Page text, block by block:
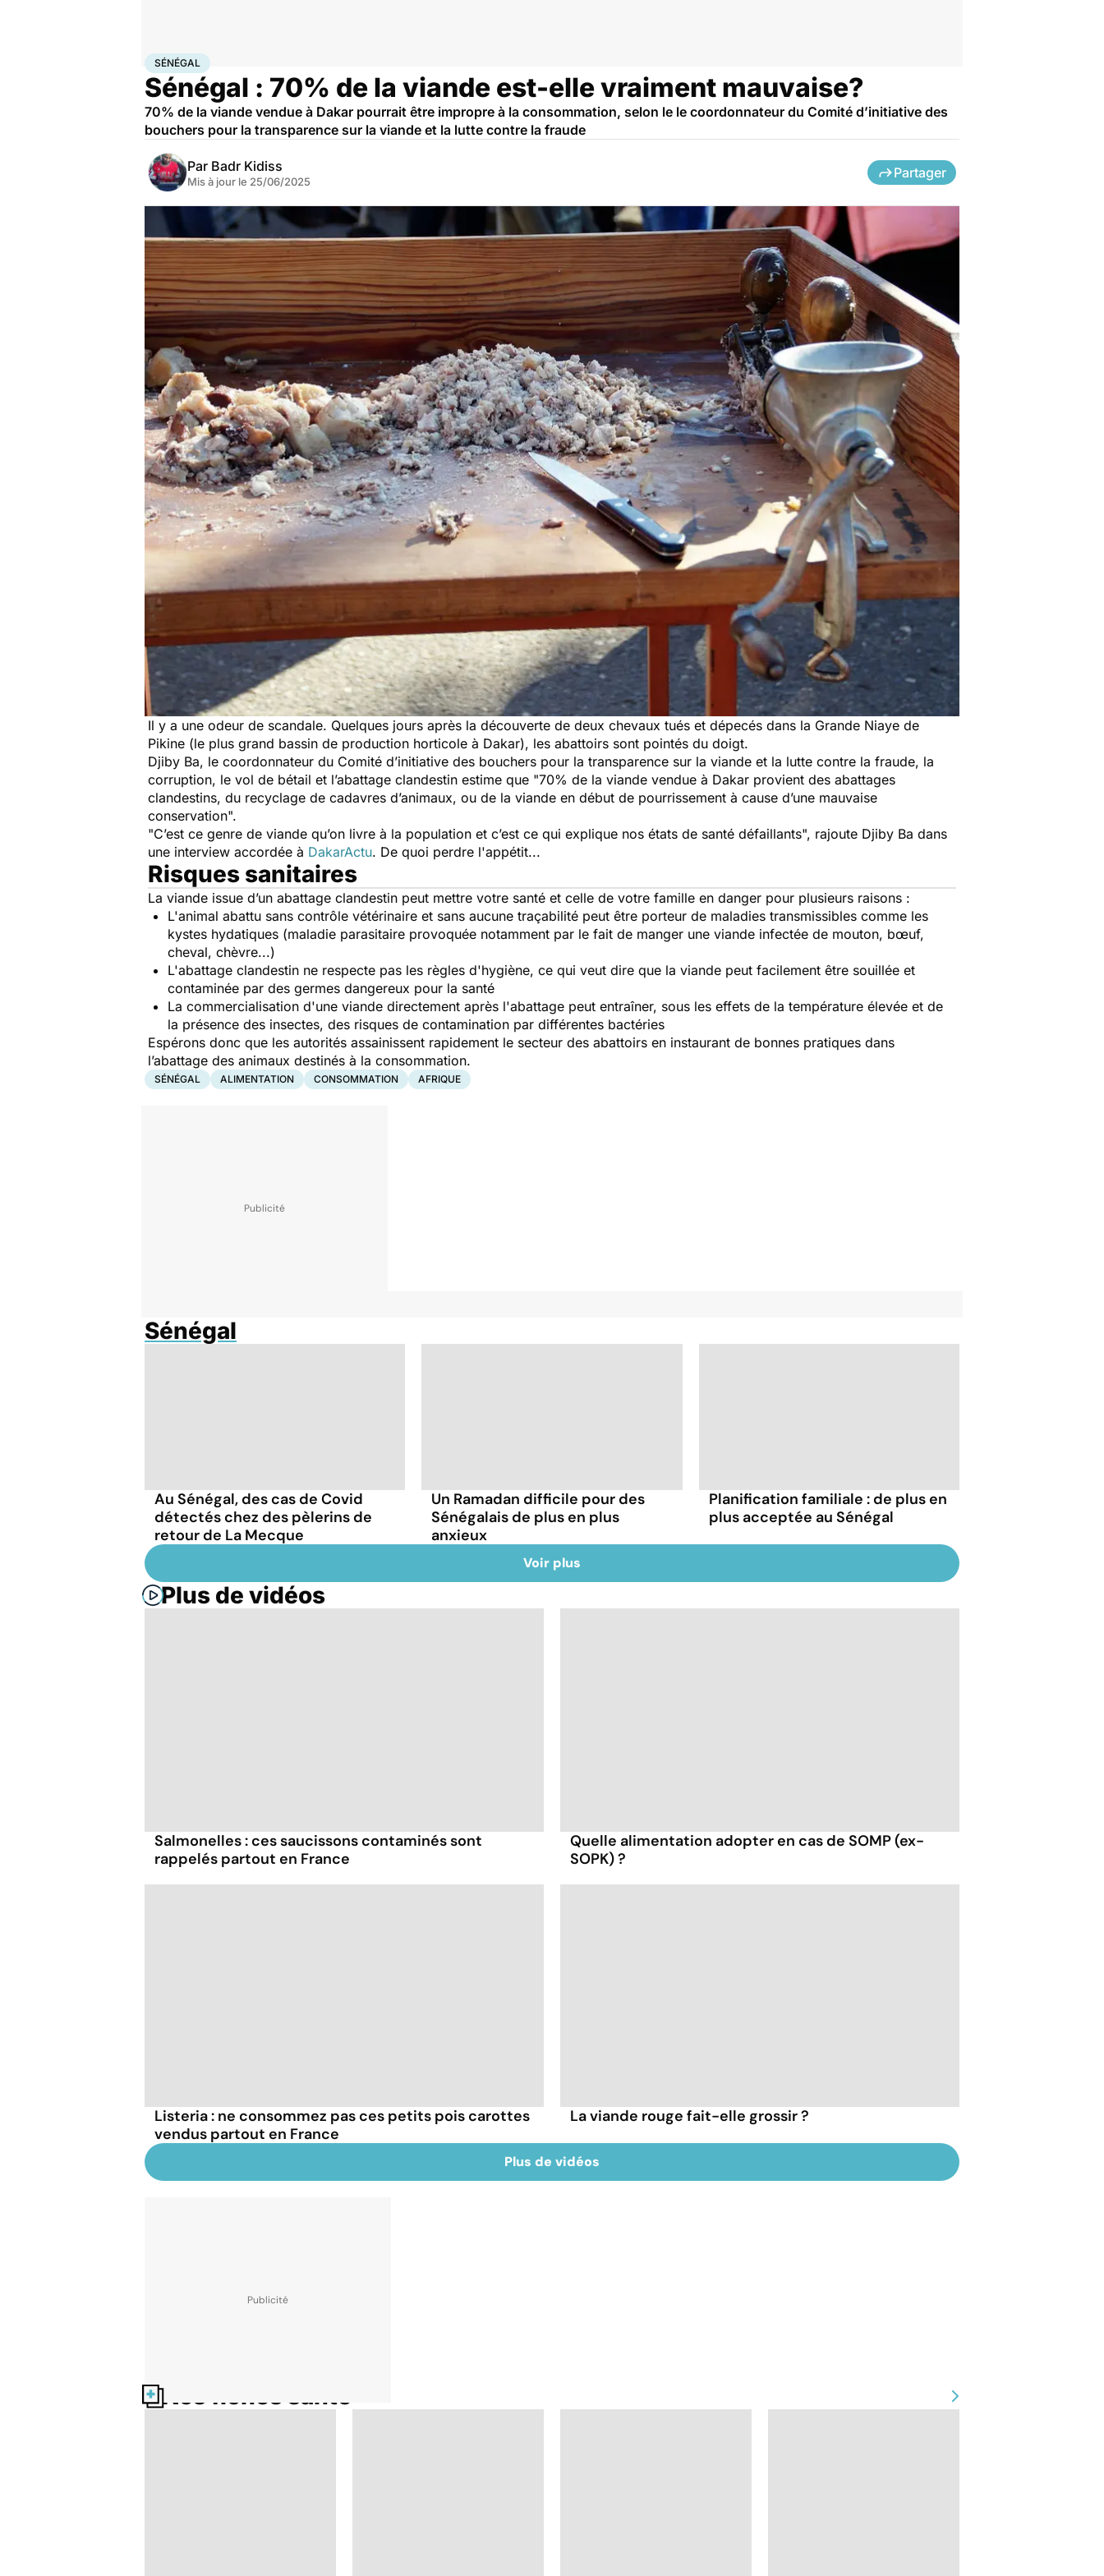
AccueilSanté Société
SÉNÉGAL
Sénégal : 70% de la viande est-elle vraiment mauvaise?
70% de la viande vendue à Dakar pourrait être impropre à la consommation, selon le le coordonnateur du Comité d’initiative des
bouchers pour la transparence sur la viande et la lutte contre la fraude
Par Badr Kidiss
Mis à jour le 25/06/2025
Partager
Il y a une odeur de scandale. Quelques jours après la découverte de deux chevaux tués et dépecés dans la Grande Niaye de
Pikine (le plus grand bassin de production horticole à Dakar), les abattoirs sont pointés du doigt.
Djiby Ba, le coordonnateur du Comité d’initiative des bouchers pour la transparence sur la viande et la lutte contre la fraude, la
corruption, le vol de bétail et l’abattage clandestin estime que "70% de la viande vendue à Dakar provient des abattages
clandestins, du recyclage de cadavres d’animaux, ou de la viande en début de pourrissement à cause d’une mauvaise
conservation".
"C’est ce genre de viande qu’on livre à la population et c’est ce qui explique nos états de santé défaillants", rajoute Djiby Ba dans
une interview accordée à DakarActu. De quoi perdre l'appétit...
Risques sanitaires
La viande issue d’un abattage clandestin peut mettre votre santé et celle de votre famille en danger pour plusieurs raisons :
L'animal abattu sans contrôle vétérinaire et sans aucune traçabilité peut être porteur de maladies transmissibles comme les
kystes hydatiques (maladie parasitaire provoquée notamment par le fait de manger une viande infectée de mouton, bœuf,
cheval, chèvre...)
L'abattage clandestin ne respecte pas les règles d'hygiène, ce qui veut dire que la viande peut facilement être souillée et
contaminée par des germes dangereux pour la santé
La commercialisation d'une viande directement après l'abattage peut entraîner, sous les effets de la température élevée et de
la présence des insectes, des risques de contamination par différentes bactéries
Espérons donc que les autorités assainissent rapidement le secteur des abattoirs en instaurant de bonnes pratiques dans
l’abattage des animaux destinés à la consommation.
SÉNÉGAL ALIMENTATION CONSOMMATION AFRIQUE
Sénégal
Au Sénégal, des cas de Covid
détectés chez des pèlerins de
retour de La Mecque
Un Ramadan difficile pour des
Sénégalais de plus en plus
anxieux
Planification familiale : de plus en
plus acceptée au Sénégal
Voir plus
Plus de vidéos
Salmonelles : ces saucissons contaminés sont
rappelés partout en France
Quelle alimentation adopter en cas de SOMP (ex-
SOPK) ?
Listeria : ne consommez pas ces petits pois carottes
vendus partout en France
La viande rouge fait-elle grossir ?
Plus de vidéos
Nos fiches santé